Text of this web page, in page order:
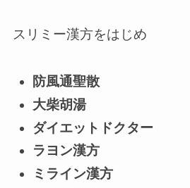
スリミー漢方をはじめ
防風通聖散
大柴胡湯
ダイエットドクター
ラヨン漢方
ミライン漢方